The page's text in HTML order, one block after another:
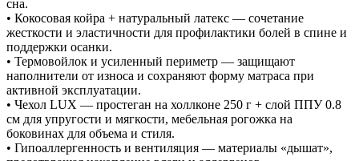
сна.
• Кокосовая койра + натуральный латекс — сочетание
жесткости и эластичности для профилактики болей в спине и
поддержки осанки.
• Термовойлок и усиленный периметр — защищают
наполнители от износа и сохраняют форму матраса при
активной эксплуатации.
• Чехол LUX — простеган на холлконе 250 г + слой ППУ 0.8
см для упругости и мягкости, мебельная рогожка на
боковинах для объема и стиля.
• Гипоаллергенность и вентиляция — материалы «дышат»,